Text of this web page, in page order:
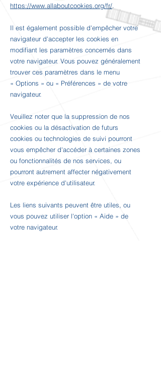
https://www.allaboutcookies.org/fr/.
Il est également possible d'empêcher votre
navigateur d'accepter les cookies en
modifiant les paramètres concernés dans
votre navigateur. Vous pouvez généralement
trouver ces paramètres dans le menu
« Options » ou « Préférences » de votre
navigateur.
Veuillez noter que la suppression de nos
cookies ou la désactivation de futurs
cookies ou technologies de suivi pourront
vous empêcher d'accéder à certaines zones
ou fonctionnalités de nos services, ou
pourront autrement affecter négativement
votre expérience d'utilisateur.
Les liens suivants peuvent être utiles, ou
vous pouvez utiliser l'option « Aide » de
votre navigateur.